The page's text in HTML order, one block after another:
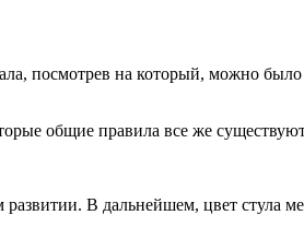
посмотрев на который, можно было
общие правила все же
В дальнейшем, цвет стула